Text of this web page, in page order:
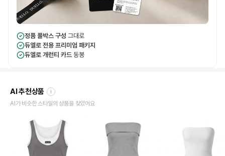
정품 풀박스 구성 그대로
듀엘로 전용 프리미엄 패키지
듀엘로 개런티 카드 동봉
AI 추천상품 i
AI가 비슷한 스타일의 상품을 찾았어요